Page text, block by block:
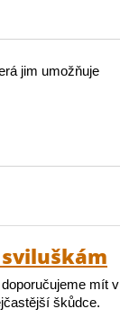
jim umožňuje
mít v
škůdce.